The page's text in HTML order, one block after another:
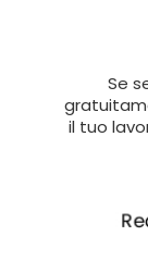
Se
il tuo